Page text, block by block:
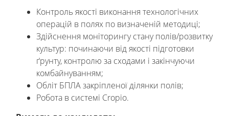
Контроль якості виконання технологічних
операцій в полях по визначеній методиці;
Здійснення моніторингу стану полів/розвитку
культур: починаючи від якості підготовки
ґрунту, контролю за сходами і закінчуючи
комбайнуванням;
Обліт БПЛА закріпленої ділянки полів;
Робота в системі Cropio.